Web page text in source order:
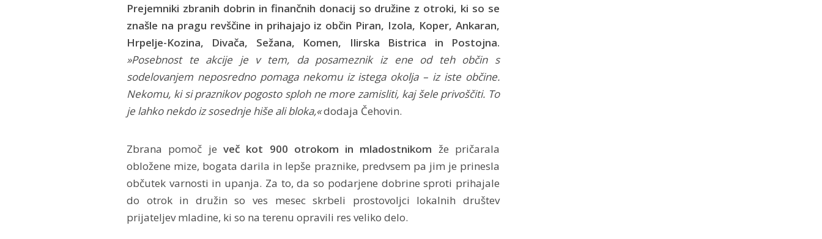
Prejemniki zbranih dobrin in finančnih donacij so družine z otroki, ki so se
znašle na pragu revščine in prihajajo iz občin Piran, Izola, Koper, Ankaran,
Hrpelje-Kozina, Divača, Sežana, Komen, Ilirska Bistrica in Postojna.
»Posebnost te akcije je v tem, da posameznik iz ene od teh občin s
sodelovanjem neposredno pomaga nekomu iz istega okolja – iz iste občine.
Nekomu, ki si praznikov pogosto sploh ne more zamisliti, kaj šele privoščiti. To
je lahko nekdo iz sosednje hiše ali bloka,«dodaja Čehovin.
Zbrana pomoč je več kot 900 otrokom in mladostnikom že pričarala
obložene mize, bogata darila in lepše praznike, predvsem pa jim je prinesla
občutek varnosti in upanja. Za to, da so podarjene dobrine sproti prihajale
do otrok in družin so ves mesec skrbeli prostovoljci lokalnih društev
prijateljev mladine, ki so na terenu opravili res veliko delo.